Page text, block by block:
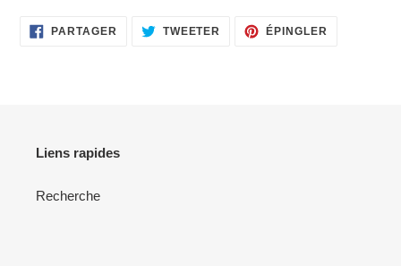
PARTAGER PARTAGER
SUR
TWEETER TWEETER
SUR
ÉPINGLER
Liens rapides
Recherche